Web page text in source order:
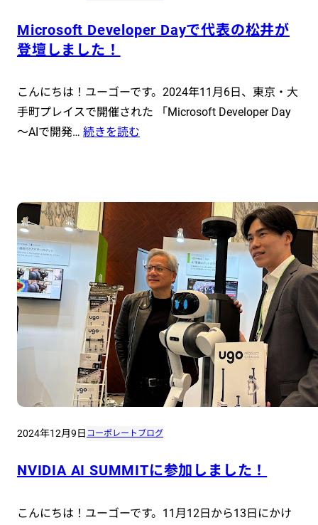
Microsoft Developer Dayで代表の松井が
登壇しました！
こんにちは！ユーゴーです。2024年11月6日、東京・大
手町プレイスで開催された 「Microsoft Developer Day
〜AIで開発… 続きを読む
2024年12月9日 コーポレートブログ
NVIDIA AI SUMMITに参加しました！
こんにちは！ユーゴーです。11月12日から13日にかけ